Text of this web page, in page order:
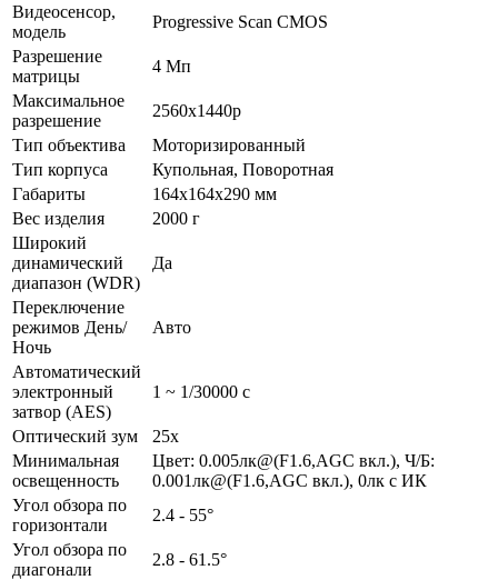
Видеосенсор,
модель
Progressive Scan CMOS
Разрешение
матрицы
4 Мп
Максимальное
разрешение
2560x1440p
Тип объектива
Моторизированный
Тип корпуса
Купольная, Поворотная
Габариты
164x164x290 мм
Вес изделия
2000 г
Широкий
динамический
диапазон (WDR)
Да
Переключение
режимов День/
Ночь
Авто
Автоматический
электронный
затвор (AES)
1 ~ 1/30000 с
Оптический зум
25x
Минимальная
освещенность
Цвет: 0.005лк@(F1.6,AGC вкл.), Ч/Б:
0.001лк@(F1.6,AGC вкл.), 0лк с ИК
Угол обзора по
горизонтали
2.4 - 55°
Угол обзора по
диагонали
2.8 - 61.5°